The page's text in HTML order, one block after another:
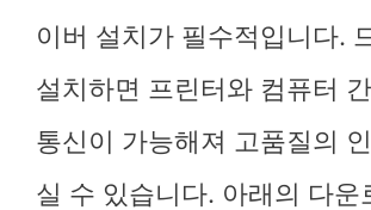
이버 설치가 필수적입니다.
설치하면 프린터와 컴퓨터
통신이 가능해져 고품질의
실 수 있습니다. 아래의 다운